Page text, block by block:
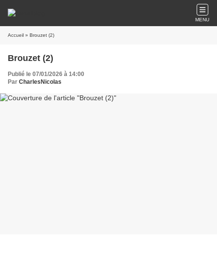
MENU
Accueil » Brouzet (2)
Brouzet (2)
Publié le 07/01/2026 à 14:00
Par CharlesNicolas